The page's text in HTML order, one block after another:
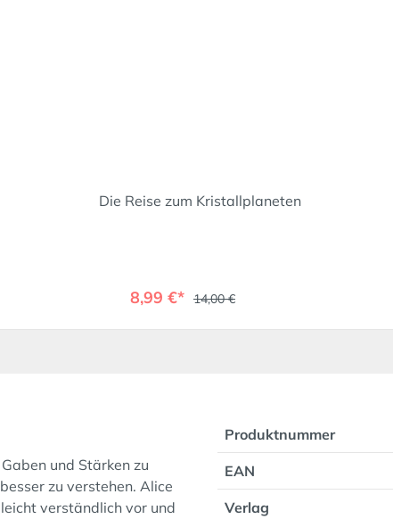
Die Reise zum Kristallplaneten
8,99 €* 14,00 €
und Stärken zu
zu verstehen. Alice
verständlich vor und
Produktnummer
EAN
Verlag